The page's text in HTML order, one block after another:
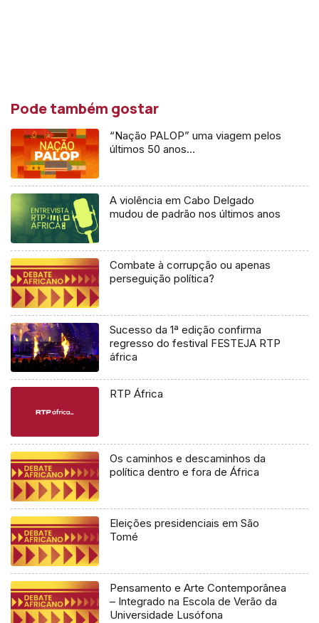
Pode também gostar
“Nação PALOP” uma viagem pelos
últimos 50 anos…
A violência em Cabo Delgado
mudou de padrão nos últimos anos
Combate à corrupção ou apenas
perseguição política?
Sucesso da 1ª edição confirma
regresso do festival FESTEJA RTP
áfrica
RTP África
Os caminhos e descaminhos da
política dentro e fora de África
Eleições presidenciais em São
Tomé
Pensamento e Arte Contemporânea
– Integrado na Escola de Verão da
Universidade Lusófona